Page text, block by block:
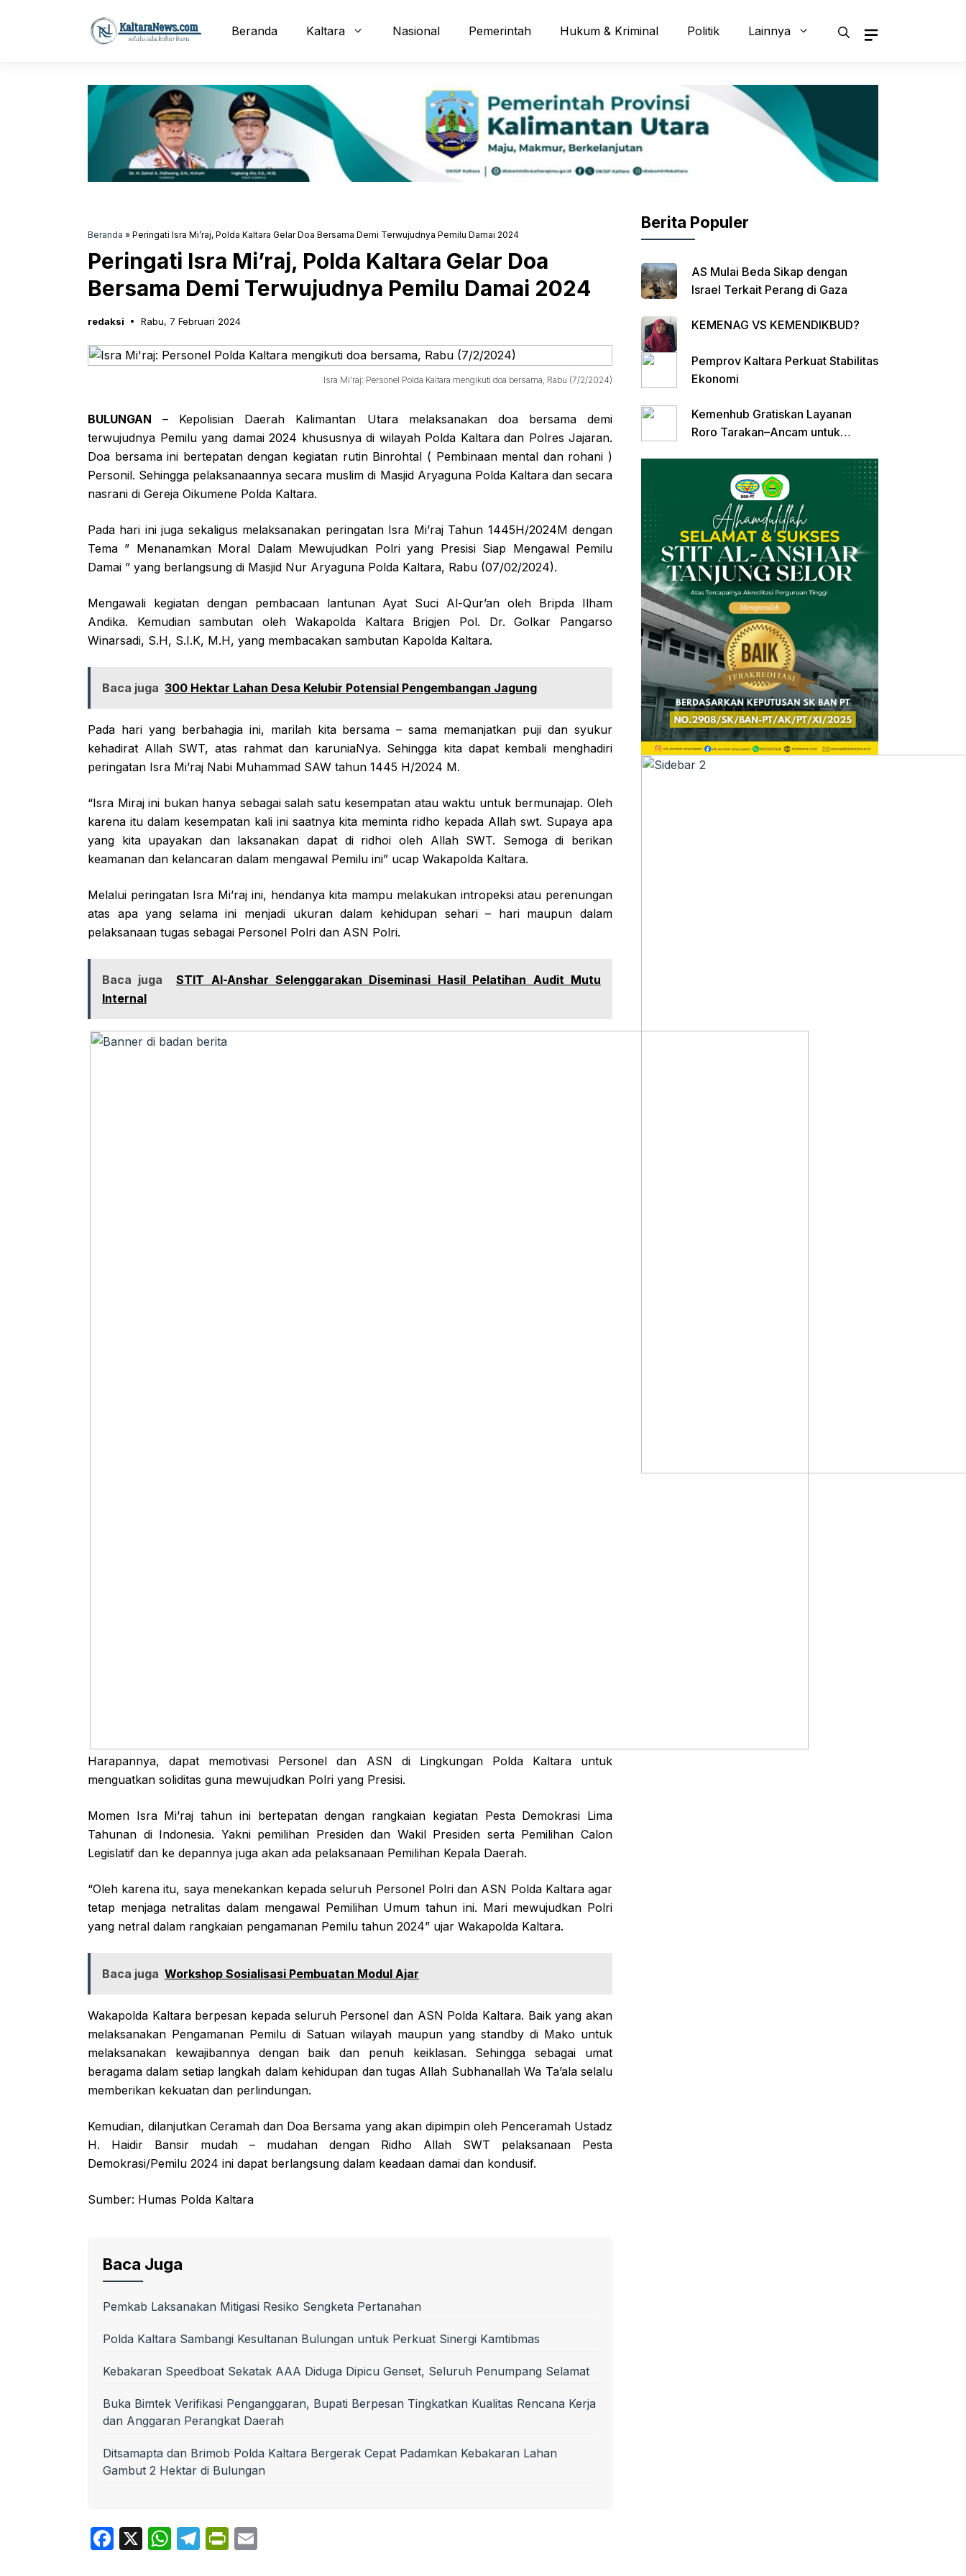
Beranda Kaltara Nasional Pemerintah Hukum & Kriminal Politik Lainnya
Beranda » Peringati Isra Mi’raj, Polda Kaltara Gelar Doa Bersama Demi Terwujudnya Pemilu Damai 2024
Peringati Isra Mi’raj, Polda Kaltara Gelar Doa
Bersama Demi Terwujudnya Pemilu Damai 2024
redaksi Rabu, 7 Februari 2024
Isra Mi'raj: Personel Polda Kaltara mengikuti doa bersama, Rabu (7/2/2024)
BULUNGAN – Kepolisian Daerah Kalimantan Utara melaksanakan doa bersama demi
terwujudnya Pemilu yang damai 2024 khususnya di wilayah Polda Kaltara dan Polres Jajaran.
Doa bersama ini bertepatan dengan kegiatan rutin Binrohtal ( Pembinaan mental dan rohani )
Personil. Sehingga pelaksanaannya secara muslim di Masjid Aryaguna Polda Kaltara dan secara
nasrani di Gereja Oikumene Polda Kaltara.
Pada hari ini juga sekaligus melaksanakan peringatan Isra Mi’raj Tahun 1445H/2024M dengan
Tema ” Menanamkan Moral Dalam Mewujudkan Polri yang Presisi Siap Mengawal Pemilu
Damai ” yang berlangsung di Masjid Nur Aryaguna Polda Kaltara, Rabu (07/02/2024).
Mengawali kegiatan dengan pembacaan lantunan Ayat Suci Al-Qur’an oleh Bripda Ilham
Andika. Kemudian sambutan oleh Wakapolda Kaltara Brigjen Pol. Dr. Golkar Pangarso
Winarsadi, S.H, S.I.K, M.H, yang membacakan sambutan Kapolda Kaltara.
Baca juga 300 Hektar Lahan Desa Kelubir Potensial Pengembangan Jagung
Pada hari yang berbahagia ini, marilah kita bersama – sama memanjatkan puji dan syukur
kehadirat Allah SWT, atas rahmat dan karuniaNya. Sehingga kita dapat kembali menghadiri
peringatan Isra Mi’raj Nabi Muhammad SAW tahun 1445 H/2024 M.
“Isra Miraj ini bukan hanya sebagai salah satu kesempatan atau waktu untuk bermunajap. Oleh
karena itu dalam kesempatan kali ini saatnya kita meminta ridho kepada Allah swt. Supaya apa
yang kita upayakan dan laksanakan dapat di ridhoi oleh Allah SWT. Semoga di berikan
keamanan dan kelancaran dalam mengawal Pemilu ini” ucap Wakapolda Kaltara.
Melalui peringatan Isra Mi’raj ini, hendanya kita mampu melakukan intropeksi atau perenungan
atas apa yang selama ini menjadi ukuran dalam kehidupan sehari – hari maupun dalam
pelaksanaan tugas sebagai Personel Polri dan ASN Polri.
Baca juga
STIT Al-Anshar Selenggarakan Diseminasi Hasil Pelatihan Audit Mutu
Internal
Harapannya, dapat memotivasi Personel dan ASN di Lingkungan Polda Kaltara untuk
menguatkan soliditas guna mewujudkan Polri yang Presisi.
Momen Isra Mi’raj tahun ini bertepatan dengan rangkaian kegiatan Pesta Demokrasi Lima
Tahunan di Indonesia. Yakni pemilihan Presiden dan Wakil Presiden serta Pemilihan Calon
Legislatif dan ke depannya juga akan ada pelaksanaan Pemilihan Kepala Daerah.
“Oleh karena itu, saya menekankan kepada seluruh Personel Polri dan ASN Polda Kaltara agar
tetap menjaga netralitas dalam mengawal Pemilihan Umum tahun ini. Mari mewujudkan Polri
yang netral dalam rangkaian pengamanan Pemilu tahun 2024” ujar Wakapolda Kaltara.
Baca juga Workshop Sosialisasi Pembuatan Modul Ajar
Wakapolda Kaltara berpesan kepada seluruh Personel dan ASN Polda Kaltara. Baik yang akan
melaksanakan Pengamanan Pemilu di Satuan wilayah maupun yang standby di Mako untuk
melaksanakan kewajibannya dengan baik dan penuh keiklasan. Sehingga sebagai umat
beragama dalam setiap langkah dalam kehidupan dan tugas Allah Subhanallah Wa Ta’ala selalu
memberikan kekuatan dan perlindungan.
Kemudian, dilanjutkan Ceramah dan Doa Bersama yang akan dipimpin oleh Penceramah Ustadz
H. Haidir Bansir mudah – mudahan dengan Ridho Allah SWT pelaksanaan Pesta
Demokrasi/Pemilu 2024 ini dapat berlangsung dalam keadaan damai dan kondusif.
Sumber: Humas Polda Kaltara
Baca Juga
Pemkab Laksanakan Mitigasi Resiko Sengketa Pertanahan
Polda Kaltara Sambangi Kesultanan Bulungan untuk Perkuat Sinergi Kamtibmas
Kebakaran Speedboat Sekatak AAA Diduga Dipicu Genset, Seluruh Penumpang Selamat
Buka Bimtek Verifikasi Penganggaran, Bupati Berpesan Tingkatkan Kualitas Rencana Kerja
dan Anggaran Perangkat Daerah
Ditsamapta dan Brimob Polda Kaltara Bergerak Cepat Padamkan Kebakaran Lahan
Gambut 2 Hektar di Bulungan
F
X
W T
P
Berita Populer
AS Mulai Beda Sikap dengan
Israel Terkait Perang di Gaza
KEMENAG VS KEMENDIKBUD?
Pemprov Kaltara Perkuat Stabilitas
Ekonomi
Kemenhub Gratiskan Layanan
Roro Tarakan–Ancam untuk